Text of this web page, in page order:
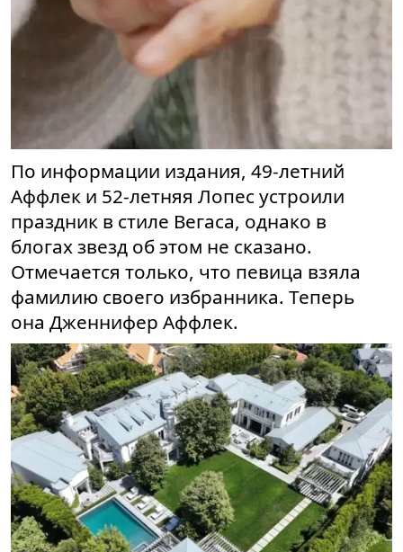
По информации издания, 49-летний
Аффлек и 52-летняя Лопес устроили
праздник в стиле Вегаса, однако в
блогах звезд об этом не сказано.
Отмечается только, что певица взяла
фамилию своего избранника. Теперь
она Дженнифер Аффлек.